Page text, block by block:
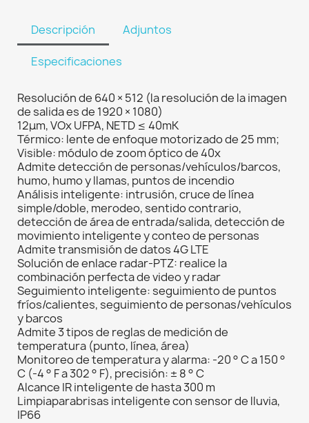
Descripción Adjuntos
Especificaciones
Resolución de 640 × 512 (la resolución de la imagen
de salida es de 1920 × 1080)
12μm, VOx UFPA, NETD ≤ 40mK
Térmico: lente de enfoque motorizado de 25 mm;
Visible: módulo de zoom óptico de 40x
Admite detección de personas/vehículos/barcos,
humo, humo y llamas, puntos de incendio
Análisis inteligente: intrusión, cruce de línea
simple/doble, merodeo, sentido contrario,
detección de área de entrada/salida, detección de
movimiento inteligente y conteo de personas
Admite transmisión de datos 4G LTE
Solución de enlace radar-PTZ: realice la
combinación perfecta de video y radar
Seguimiento inteligente: seguimiento de puntos
fríos/calientes, seguimiento de personas/vehículos
y barcos
Admite 3 tipos de reglas de medición de
temperatura (punto, línea, área)
Monitoreo de temperatura y alarma: -20 ° C a 150 °
C (-4 ° F a 302 ° F), precisión: ± 8 ° C
Alcance IR inteligente de hasta 300 m
Limpiaparabrisas inteligente con sensor de lluvia,
IP66